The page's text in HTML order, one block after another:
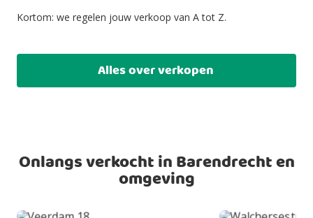
Kortom: we regelen jouw verkoop van A tot Z.
Alles over verkopen
Onlangs verkocht in Barendrecht en
omgeving